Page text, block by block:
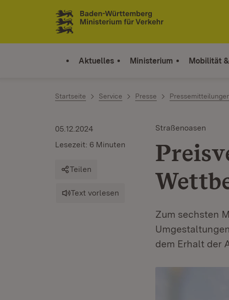
Zum Inhalt springen
Link zur Startseite
Aktuelles Ministerium Mobilität
Startseite Service Presse
Straßenoasen
Zum sechsten
dem Erhalt der
05.12.2024
Lesezeit: 6 Minuten
Teilen
Text vorlesen